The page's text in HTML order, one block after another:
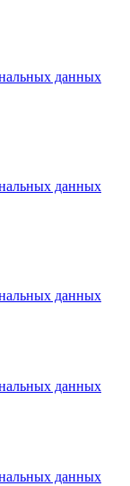
данных
данных
данных
данных
данных